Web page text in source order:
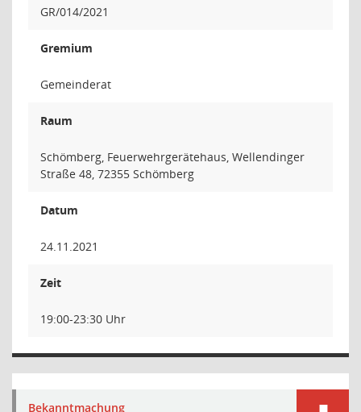
GR/014/2021
Gremium
Gemeinderat
Raum
Schömberg, Feuerwehrgerätehaus, Wellendinger
Straße 48, 72355 Schömberg
Datum
24.11.2021
Zeit
19:00-23:30 Uhr
Bekanntmachung